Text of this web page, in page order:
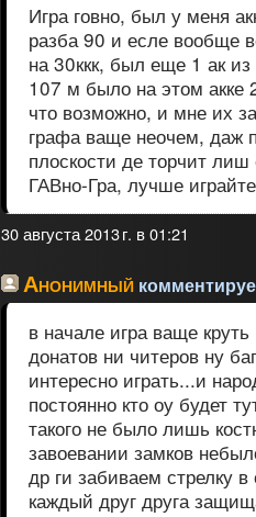
Игра говно, был у меня
разба 90 и есле вообще
на 30ккк, был еще 1 ак
107 м было на этом акке
что возможно, и мне их
графа ваще неочем, даж
плоскости де торчит
ГАВно-Гра, лучше
30 августа 2013 г. в 01:21
Анонимный
в начале игра ваще
донатов ни читеров ну
интересно играть...и
постоянно кто оу будет
такого не было лишь
завоевании замков
др ги забиваем стрелку
каждый друг друга